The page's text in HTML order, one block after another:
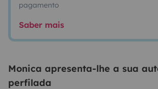
pagamento
Saber mais
Monica apresenta-lhe a sua
perfilada